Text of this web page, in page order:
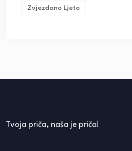
Zvjezdano Ljeto
Tvoja priča, naša je priča!